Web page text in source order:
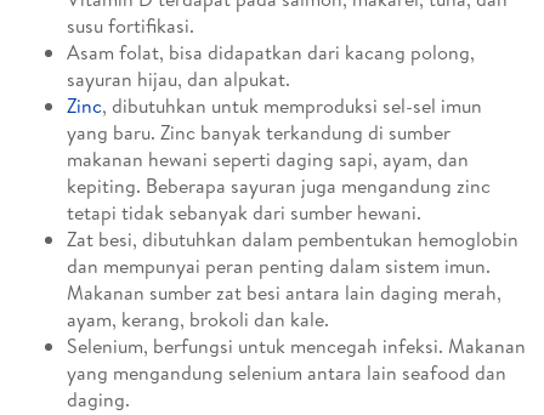
susu fortifikasi.
Asam folat, bisa didapatkan dari kacang polong,
sayuran hijau, dan alpukat.
Zinc, dibutuhkan untuk memproduksi sel-sel imun
yang baru. Zinc banyak terkandung di sumber
makanan hewani seperti daging sapi, ayam, dan
kepiting. Beberapa sayuran juga mengandung zinc
tetapi tidak sebanyak dari sumber hewani.
Zat besi, dibutuhkan dalam pembentukan hemoglobin
dan mempunyai peran penting dalam sistem imun.
Makanan sumber zat besi antara lain daging merah,
ayam, kerang, brokoli dan kale.
Selenium, berfungsi untuk mencegah infeksi. Makanan
yang mengandung selenium antara lain seafood dan
daging.